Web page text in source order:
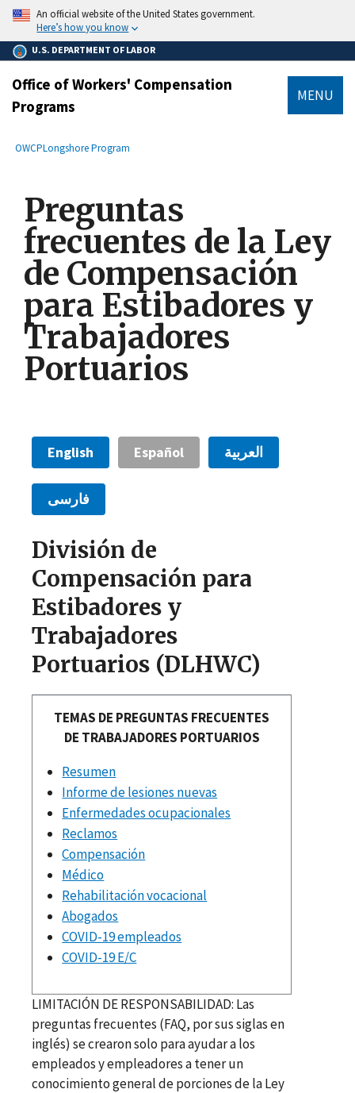
main
content
An official website of the United States government.
Here’s how you know
U.S. DEPARTMENT OF LABOR
Office of Workers' Compensation
Programs
MENU
Breadcrumb
OWCPLongshore Program
Preguntas
frecuentes de la Ley
de Compensación
para Estibadores y
Trabajadores
Portuarios
English Español العربية
فارسی
División de
Compensación para
Estibadores y
Trabajadores
Portuarios (DLHWC)
TEMAS DE PREGUNTAS FRECUENTES
DE TRABAJADORES PORTUARIOS
Resumen
Informe de lesiones nuevas
Enfermedades ocupacionales
Reclamos
Compensación
Médico
Rehabilitación vocacional
Abogados
COVID-19 empleados
COVID-19 E/C
LIMITACIÓN DE RESPONSABILIDAD: Las
preguntas frecuentes (FAQ, por sus siglas en
inglés) se crearon solo para ayudar a los
empleados y empleadores a tener un
conocimiento general de porciones de la Ley